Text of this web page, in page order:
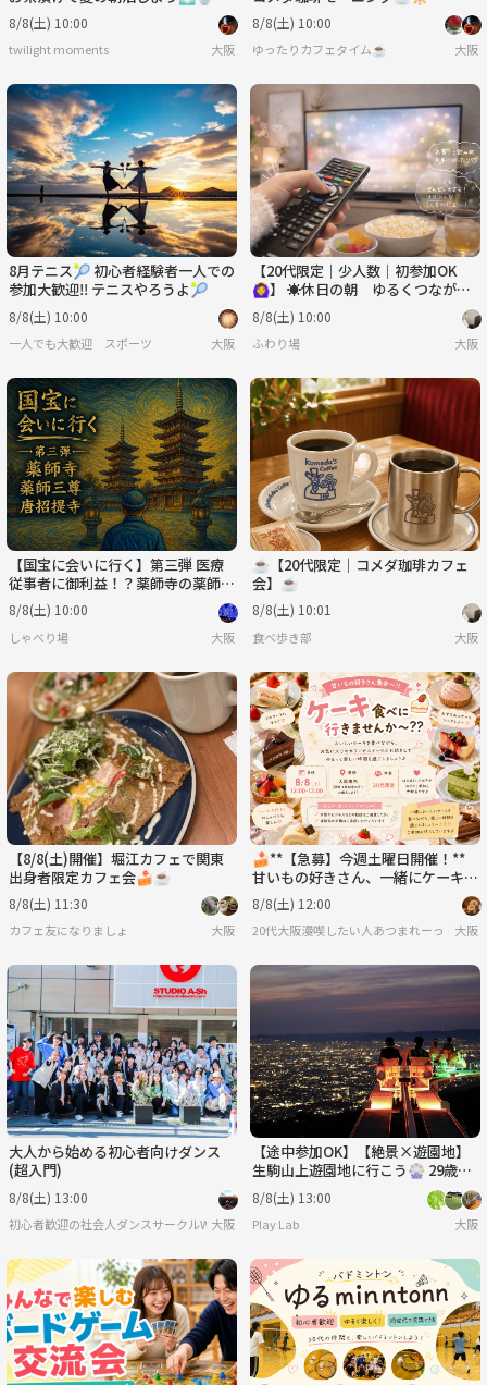
8/8(土) 10:00
twilight moments 大阪
8/8(土) 10:00
ゆったりカフェタイム☕ 大阪
8月テニス🎾 初心者経験者一人での
参加大歓迎‼️ テニスやろうよ🎾
8/8(土) 10:00
一人でも大歓迎 スポーツ 大阪
【20代限定｜少人数｜初参加OK
🙆‍♀️】 ☀️休日の朝 ゆるくつなが
る“女性アイドル鑑賞会”🎬
8/8(土) 10:00
ふわり場 大阪
【国宝に会いに行く】第三弾 医療
従事者に御利益！？薬師寺の薬師三
尊と五重塔（双塔）、唐招提寺
8/8(土) 10:00
しゃべり場 大阪
☕【20代限定｜コメダ珈琲カフェ
会】☕
8/8(土) 10:01
食べ歩き部 大阪
【8/8(土)開催】堀江カフェで関東
出身者限定カフェ会🍰☕️
8/8(土) 11:30
カフェ友になりましょ 大阪
🍰**【急募】今週土曜日開催！**
甘いもの好きさん、一緒にケーキを
食べに行きませんか？😊
8/8(土) 12:00
20代大阪漫喫したい人あつまれーっ！！🥳
大阪
大人から始める初心者向けダンス
(超入門)
8/8(土) 13:00
初心者歓迎の社会人ダンスサークルWE大阪
【途中参加OK】【絶景×遊園地】
生駒山上遊園地に行こう🎡 29歳以
下限定(一部除く)
8/8(土) 13:00
Play Lab 大阪